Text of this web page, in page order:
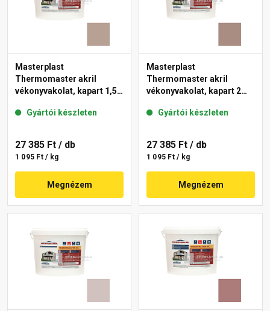
Masterplast
Thermomaster akril
vékonyvakolat, kapart 1,5
Gyártói készleten
27 385 Ft / db
1 095 Ft / kg
Megnézem
Masterplast
Thermomaster akril
vékonyvakolat, kapart 2
Gyártói készleten
27 385 Ft / db
1 095 Ft / kg
Megnézem